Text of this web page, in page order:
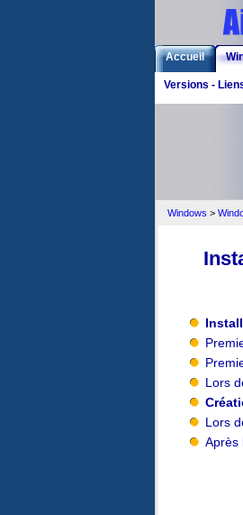
Accueil
Versions -
Windows >
Lors
Lors
Après